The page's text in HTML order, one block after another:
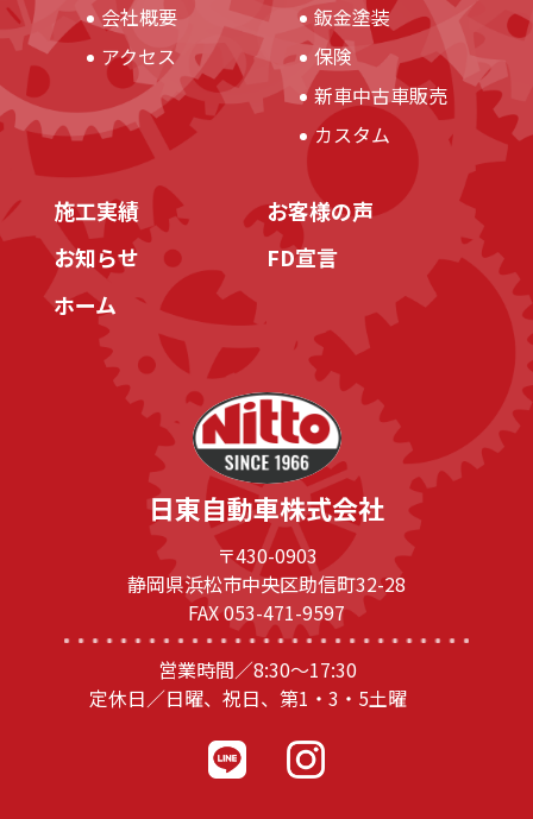
日東自動車株式会社
〒430-0903
静岡県浜松市中央区助信町32-28
FAX 053-471-9597
営業時間／8:30～17:30
定休日／日曜、祝日、第1・3・5土曜
会社概要
アクセス
鈑金塗装
保険
新車中古車販売
カスタム
施工実績
お客様の声
お知らせ
FD宣言
ホーム